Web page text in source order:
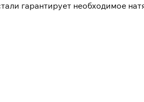
гарантирует необходимое